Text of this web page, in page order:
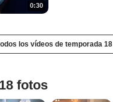
0:30
los vídeos de temporada 18
fotos